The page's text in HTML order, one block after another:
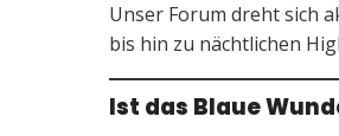
Unser Forum dreht sich
bis hin zu nächtlichen
Ist das Blaue